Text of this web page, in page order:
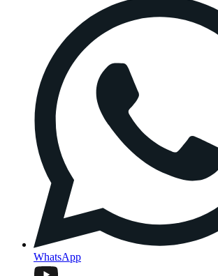
WhatsApp